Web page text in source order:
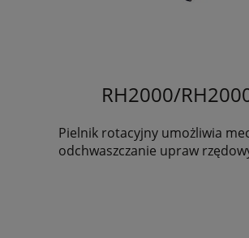
RH2000/
Pielnik rotacyjny umożliwia
odchwaszczanie upraw